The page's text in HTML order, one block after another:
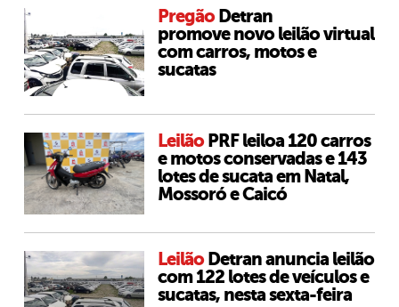
Pregão Detran
promove novo leilão virtual
com carros, motos e
sucatas
Leilão PRF leiloa 120 carros
e motos conservadas e 143
lotes de sucata em Natal,
Mossoró e Caicó
Leilão Detran anuncia leilão
com 122 lotes de veículos e
sucatas, nesta sexta-feira